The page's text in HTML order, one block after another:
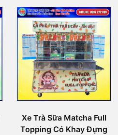
Xe Trà Sữa Matcha Full
Topping Có Khay Đựng